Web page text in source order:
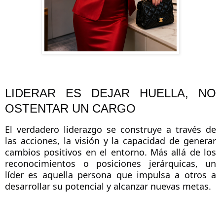
LIDERAR ES DEJAR HUELLA, NO
OSTENTAR UN CARGO
El verdadero liderazgo se construye a través de
las acciones, la visión y la capacidad de generar
cambios positivos en el entorno. Más allá de los
reconocimientos o posiciones jerárquicas, un
líder es aquella persona que impulsa a otros a
desarrollar su potencial y alcanzar nuevas metas.